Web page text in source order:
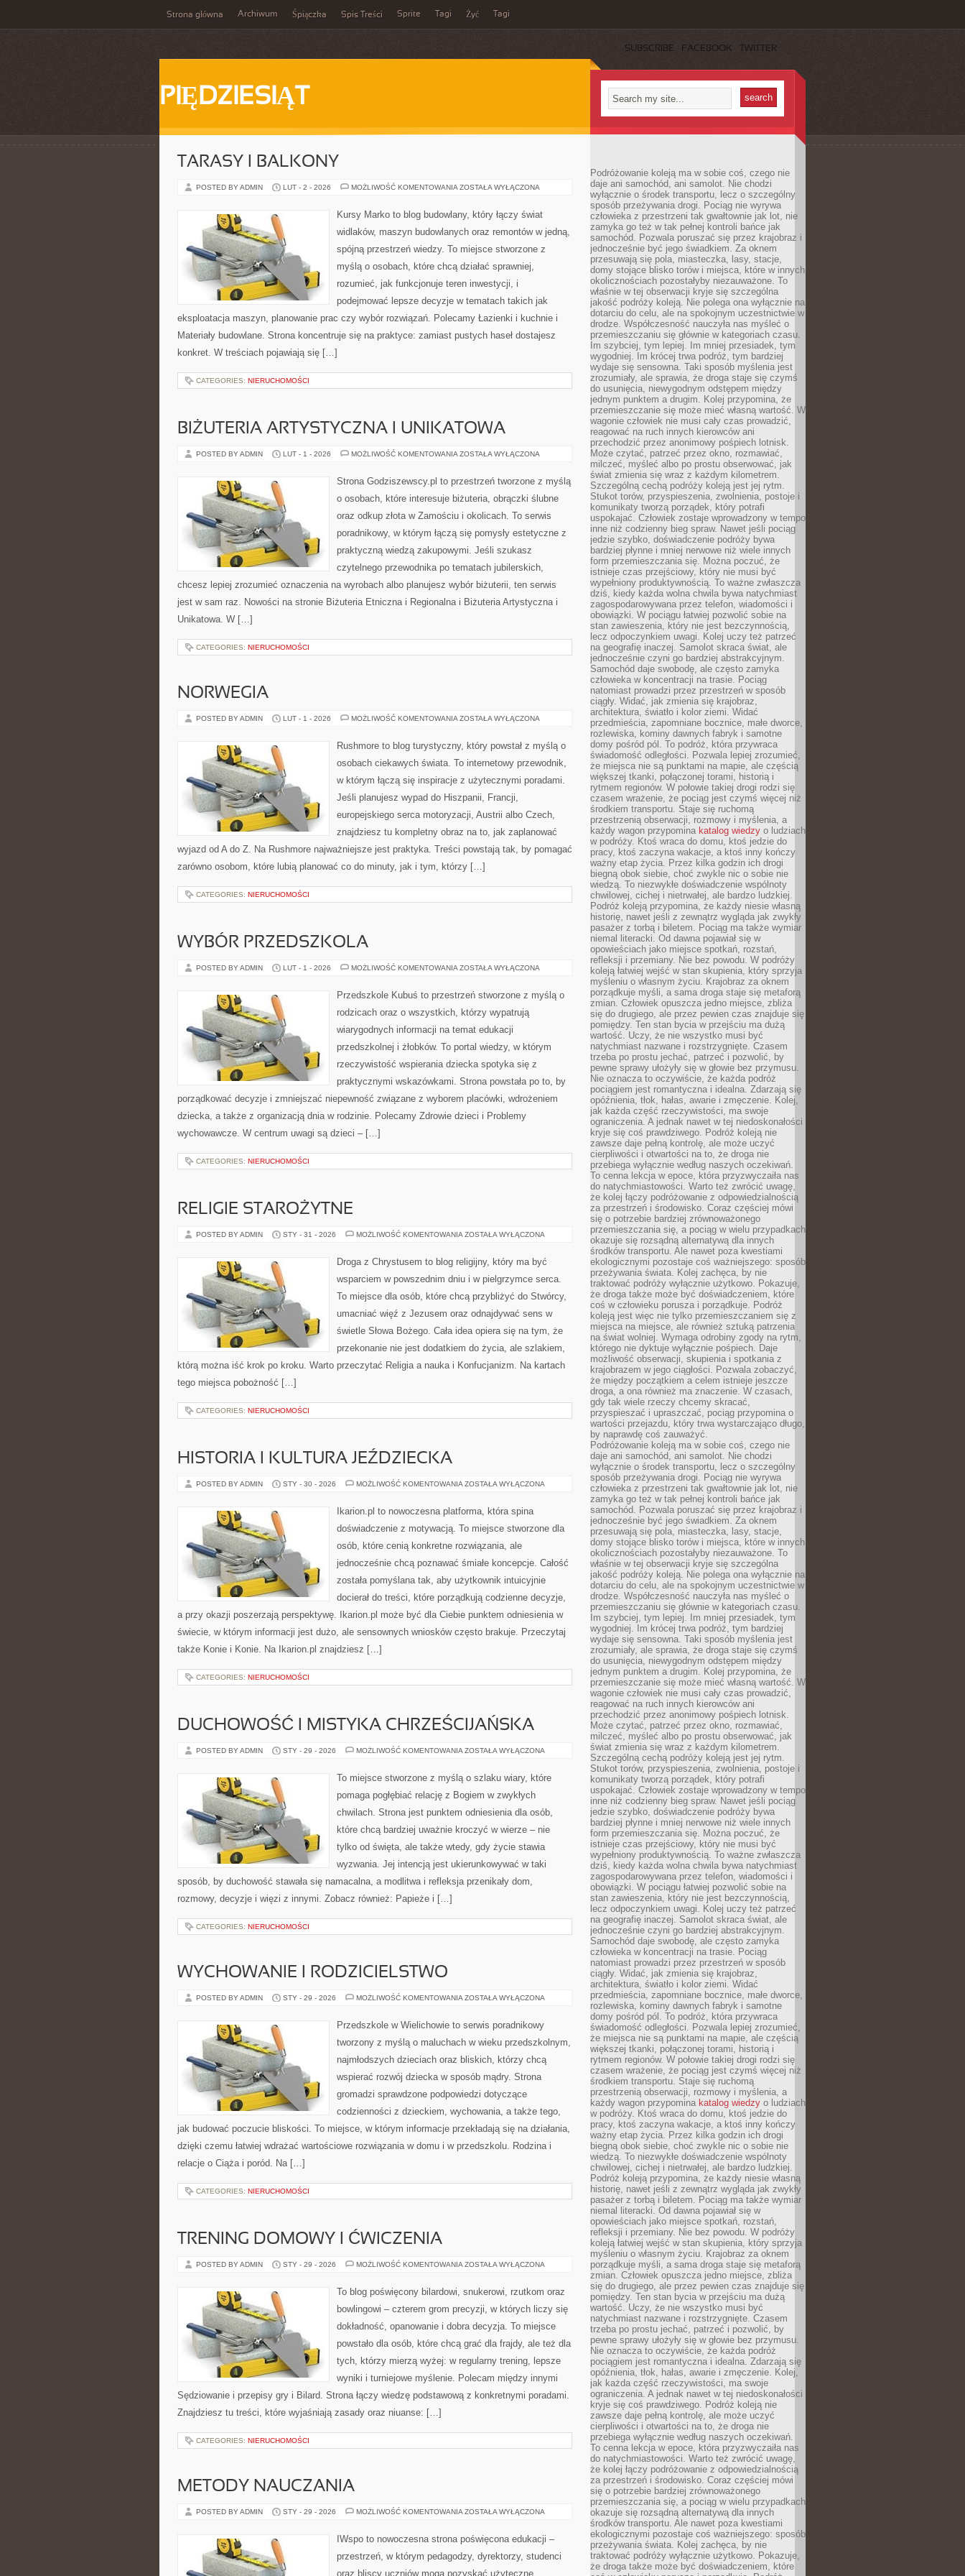
Strona główna Archiwum Śpiączka Spis Treści Sprite Tagi Żyć Tagi
SUBSCRIBE FACEBOOK TWITTER
PIĘDZIESIĄT
TARASY I BALKONY
POSTED BY ADMIN LUT - 2 - 2026 MOŻLIWOŚĆ KOMENTOWANIA TARASY
ZOSTAŁA WYŁĄCZONA
Kursy Marko to blog budowlany, który łączy świat
widlaków, maszyn budowlanych oraz remontów w jedną,
spójną przestrzeń wiedzy. To miejsce stworzone z
myślą o osobach, które chcą działać sprawniej,
rozumieć, jak funkcjonuje teren inwestycji, i
podejmować lepsze decyzje w tematach takich jak
eksploatacja maszyn, planowanie prac czy wybór rozwiązań. Polecamy Łazienki i kuchnie i
Materiały budowlane. Strona koncentruje się na praktyce: zamiast pustych haseł dostajesz
konkret. W treściach pojawiają się […]
CATEGORIES: NIERUCHOMOŚCI
BIŻUTERIA ARTYSTYCZNA I UNIKATOWA
POSTED BY ADMIN LUT - 1 - 2026 MOŻLIWOŚĆ KOMENTOWANIA BIŻUTERIA
UNIKATOWA
ZOSTAŁA WYŁĄCZONA
Strona Godziszewscy.pl to przestrzeń tworzone z myślą
o osobach, które interesuje biżuteria, obrączki ślubne
oraz odkup złota w Zamościu i okolicach. To serwis
poradnikowy, w którym łączą się pomysły estetyczne z
praktyczną wiedzą zakupowymi. Jeśli szukasz
czytelnego przewodnika po tematach jubilerskich,
chcesz lepiej zrozumieć oznaczenia na wyrobach albo planujesz wybór biżuterii, ten serwis
jest w sam raz. Nowości na stronie Biżuteria Etniczna i Regionalna i Biżuteria Artystyczna i
Unikatowa. W […]
CATEGORIES: NIERUCHOMOŚCI
NORWEGIA
POSTED BY ADMIN LUT - 1 - 2026 MOŻLIWOŚĆ KOMENTOWANIA NORWEGIA
ZOSTAŁA WYŁĄCZONA
Rushmore to blog turystyczny, który powstał z myślą o
osobach ciekawych świata. To internetowy przewodnik,
w którym łączą się inspiracje z użytecznymi poradami.
Jeśli planujesz wypad do Hiszpanii, Francji,
europejskiego serca motoryzacji, Austrii albo Czech,
znajdziesz tu kompletny obraz na to, jak zaplanować
wyjazd od A do Z. Na Rushmore najważniejsze jest praktyka. Treści powstają tak, by pomagać
zarówno osobom, które lubią planować co do minuty, jak i tym, którzy […]
CATEGORIES: NIERUCHOMOŚCI
WYBÓR PRZEDSZKOLA
POSTED BY ADMIN LUT - 1 - 2026 MOŻLIWOŚĆ KOMENTOWANIA WYBÓR
ZOSTAŁA WYŁĄCZONA
Przedszkole Kubuś to przestrzeń stworzone z myślą o
rodzicach oraz o wszystkich, którzy wypatrują
wiarygodnych informacji na temat edukacji
przedszkolnej i żłobków. To portal wiedzy, w którym
rzeczywistość wspierania dziecka spotyka się z
praktycznymi wskazówkami. Strona powstała po to, by
porządkować decyzje i zmniejszać niepewność związane z wyborem placówki, wdrożeniem
dziecka, a także z organizacją dnia w rodzinie. Polecamy Zdrowie dzieci i Problemy
wychowawcze. W centrum uwagi są dzieci – […]
CATEGORIES: NIERUCHOMOŚCI
RELIGIE STAROŻYTNE
POSTED BY ADMIN STY - 31 - 2026 MOŻLIWOŚĆ KOMENTOWANIA RELIGIE
ZOSTAŁA WYŁĄCZONA
Droga z Chrystusem to blog religijny, który ma być
wsparciem w powszednim dniu i w pielgrzymce serca.
To miejsce dla osób, które chcą przybliżyć do Stwórcy,
umacniać więź z Jezusem oraz odnajdywać sens w
świetle Słowa Bożego. Cała idea opiera się na tym, że
przekonanie nie jest dodatkiem do życia, ale szlakiem,
którą można iść krok po kroku. Warto przeczytać Religia a nauka i Konfucjanizm. Na kartach
tego miejsca pobożność […]
CATEGORIES: NIERUCHOMOŚCI
HISTORIA I KULTURA JEŹDZIECKA
POSTED BY ADMIN STY - 30 - 2026 MOŻLIWOŚĆ KOMENTOWANIA HISTORIA
JEŹDZIECKA
ZOSTAŁA WYŁĄCZONA
Ikarion.pl to nowoczesna platforma, która spina
doświadczenie z motywacją. To miejsce stworzone dla
osób, które cenią konkretne rozwiązania, ale
jednocześnie chcą poznawać śmiałe koncepcje. Całość
została pomyślana tak, aby użytkownik intuicyjnie
docierał do treści, które porządkują codzienne decyzje,
a przy okazji poszerzają perspektywę. Ikarion.pl może być dla Ciebie punktem odniesienia w
świecie, w którym informacji jest dużo, ale sensownych wniosków często brakuje. Przeczytaj
także Konie i Konie. Na Ikarion.pl znajdziesz […]
CATEGORIES: NIERUCHOMOŚCI
DUCHOWOŚĆ I MISTYKA CHRZEŚCIJAŃSKA
POSTED BY ADMIN STY - 29 - 2026 MOŻLIWOŚĆ KOMENTOWANIA DUCHOWOŚĆ
CHRZEŚCIJAŃSKA
ZOSTAŁA WYŁĄCZONA
To miejsce stworzone z myślą o szlaku wiary, które
pomaga pogłębiać relację z Bogiem w zwykłych
chwilach. Strona jest punktem odniesienia dla osób,
które chcą bardziej uważnie kroczyć w wierze – nie
tylko od święta, ale także wtedy, gdy życie stawia
wyzwania. Jej intencją jest ukierunkowywać w taki
sposób, by duchowość stawała się namacalna, a modlitwa i refleksja przenikały dom,
rozmowy, decyzje i więzi z innymi. Zobacz również: Papieże i […]
CATEGORIES: NIERUCHOMOŚCI
WYCHOWANIE I RODZICIELSTWO
POSTED BY ADMIN STY - 29 - 2026 MOŻLIWOŚĆ KOMENTOWANIA WYCHOWANIE
ZOSTAŁA WYŁĄCZONA
Przedszkole w Wielichowie to serwis poradnikowy
tworzony z myślą o maluchach w wieku przedszkolnym,
najmłodszych dzieciach oraz bliskich, którzy chcą
wspierać rozwój dziecka w sposób mądry. Strona
gromadzi sprawdzone podpowiedzi dotyczące
codzienności z dzieckiem, wychowania, a także tego,
jak budować poczucie bliskości. To miejsce, w którym informacje przekładają się na działania,
dzięki czemu łatwiej wdrażać wartościowe rozwiązania w domu i w przedszkolu. Rodzina i
relacje o Ciąża i poród. Na […]
CATEGORIES: NIERUCHOMOŚCI
TRENING DOMOWY I ĆWICZENIA
POSTED BY ADMIN STY - 29 - 2026 MOŻLIWOŚĆ KOMENTOWANIA TRENING
ĆWICZENIA
ZOSTAŁA WYŁĄCZONA
To blog poświęcony bilardowi, snukerowi, rzutkom oraz
bowlingowi – czterem grom precyzji, w których liczy się
dokładność, opanowanie i dobra decyzja. To miejsce
powstało dla osób, które chcą grać dla frajdy, ale też dla
tych, którzy mierzą wyżej: w regularny trening, lepsze
wyniki i turniejowe myślenie. Polecam między innymi
Sędziowanie i przepisy gry i Bilard. Strona łączy wiedzę podstawową z konkretnymi poradami.
Znajdziesz tu treści, które wyjaśniają zasady oraz niuanse: […]
CATEGORIES: NIERUCHOMOŚCI
METODY NAUCZANIA
POSTED BY ADMIN STY - 29 - 2026 MOŻLIWOŚĆ KOMENTOWANIA METODY
ZOSTAŁA WYŁĄCZONA
IWspo to nowoczesna strona poświęcona edukacji –
przestrzeń, w którym pedagodzy, dyrektorzy, studenci
oraz bliscy uczniów mogą pozyskać użyteczne
Podróżowanie koleją ma w sobie coś, czego nie
daje ani samochód, ani samolot. Nie chodzi
wyłącznie o środek transportu, lecz o szczególny
sposób przeżywania drogi. Pociąg nie wyrywa
człowieka z przestrzeni tak gwałtownie jak lot, nie
zamyka go też w tak pełnej kontroli bańce jak
samochód. Pozwala poruszać się przez krajobraz i
jednocześnie być jego świadkiem. Za oknem
przesuwają się pola, miasteczka, lasy, stacje,
domy stojące blisko torów i miejsca, które w innych
okolicznościach pozostałyby niezauważone. To
właśnie w tej obserwacji kryje się szczególna
jakość podróży koleją. Nie polega ona wyłącznie na
dotarciu do celu, ale na spokojnym uczestnictwie w
drodze. Współczesność nauczyła nas myśleć o
przemieszczaniu się głównie w kategoriach czasu.
Im szybciej, tym lepiej. Im mniej przesiadek, tym
wygodniej. Im krócej trwa podróż, tym bardziej
wydaje się sensowna. Taki sposób myślenia jest
zrozumiały, ale sprawia, że droga staje się czymś
do usunięcia, niewygodnym odstępem między
jednym punktem a drugim. Kolej przypomina, że
przemieszczanie się może mieć własną wartość. W
wagonie człowiek nie musi cały czas prowadzić,
reagować na ruch innych kierowców ani
przechodzić przez anonimowy pośpiech lotnisk.
Może czytać, patrzeć przez okno, rozmawiać,
milczeć, myśleć albo po prostu obserwować, jak
świat zmienia się wraz z każdym kilometrem.
Szczególną cechą podróży koleją jest jej rytm.
Stukot torów, przyspieszenia, zwolnienia, postoje i
komunikaty tworzą porządek, który potrafi
uspokajać. Człowiek zostaje wprowadzony w tempo
inne niż codzienny bieg spraw. Nawet jeśli pociąg
jedzie szybko, doświadczenie podróży bywa
bardziej płynne i mniej nerwowe niż wiele innych
form przemieszczania się. Można poczuć, że
istnieje czas przejściowy, który nie musi być
wypełniony produktywnością. To ważne zwłaszcza
dziś, kiedy każda wolna chwila bywa natychmiast
zagospodarowywana przez telefon, wiadomości i
obowiązki. W pociągu łatwiej pozwolić sobie na
stan zawieszenia, który nie jest bezczynnością,
lecz odpoczynkiem uwagi. Kolej uczy też patrzeć
na geografię inaczej. Samolot skraca świat, ale
jednocześnie czyni go bardziej abstrakcyjnym.
Samochód daje swobodę, ale często zamyka
człowieka w koncentracji na trasie. Pociąg
natomiast prowadzi przez przestrzeń w sposób
ciągły. Widać, jak zmienia się krajobraz,
architektura, światło i kolor ziemi. Widać
przedmieścia, zapomniane bocznice, małe dworce,
rozlewiska, kominy dawnych fabryk i samotne
domy pośród pól. To podróż, która przywraca
świadomość odległości. Pozwala lepiej zrozumieć,
że miejsca nie są punktami na mapie, ale częścią
większej tkanki, połączonej torami, historią i
rytmem regionów. W połowie takiej drogi rodzi się
czasem wrażenie, że pociąg jest czymś więcej niż
środkiem transportu. Staje się ruchomą
przestrzenią obserwacji, rozmowy i myślenia, a
każdy wagon przypomina katalog wiedzy o ludziach
w podróży. Ktoś wraca do domu, ktoś jedzie do
pracy, ktoś zaczyna wakacje, a ktoś inny kończy
ważny etap życia. Przez kilka godzin ich drogi
biegną obok siebie, choć zwykle nic o sobie nie
wiedzą. To niezwykłe doświadczenie wspólnoty
chwilowej, cichej i nietrwałej, ale bardzo ludzkiej.
Podróż koleją przypomina, że każdy niesie własną
historię, nawet jeśli z zewnątrz wygląda jak zwykły
pasażer z torbą i biletem. Pociąg ma także wymiar
niemal literacki. Od dawna pojawiał się w
opowieściach jako miejsce spotkań, rozstań,
refleksji i przemiany. Nie bez powodu. W podróży
koleją łatwiej wejść w stan skupienia, który sprzyja
myśleniu o własnym życiu. Krajobraz za oknem
porządkuje myśli, a sama droga staje się metaforą
zmian. Człowiek opuszcza jedno miejsce, zbliża
się do drugiego, ale przez pewien czas znajduje się
pomiędzy. Ten stan bycia w przejściu ma dużą
wartość. Uczy, że nie wszystko musi być
natychmiast nazwane i rozstrzygnięte. Czasem
trzeba po prostu jechać, patrzeć i pozwolić, by
pewne sprawy ułożyły się w głowie bez przymusu.
Nie oznacza to oczywiście, że każda podróż
pociągiem jest romantyczna i idealna. Zdarzają się
opóźnienia, tłok, hałas, awarie i zmęczenie. Kolej,
jak każda część rzeczywistości, ma swoje
ograniczenia. A jednak nawet w tej niedoskonałości
kryje się coś prawdziwego. Podróż koleją nie
zawsze daje pełną kontrolę, ale może uczyć
cierpliwości i otwartości na to, że droga nie
przebiega wyłącznie według naszych oczekiwań.
To cenna lekcja w epoce, która przyzwyczaiła nas
do natychmiastowości. Warto też zwrócić uwagę,
że kolej łączy podróżowanie z odpowiedzialnością
za przestrzeń i środowisko. Coraz częściej mówi
się o potrzebie bardziej zrównoważonego
przemieszczania się, a pociąg w wielu przypadkach
okazuje się rozsądną alternatywą dla innych
środków transportu. Ale nawet poza kwestiami
ekologicznymi pozostaje coś ważniejszego: sposób
przeżywania świata. Kolej zachęca, by nie
traktować podróży wyłącznie użytkowo. Pokazuje,
że droga także może być doświadczeniem, które
coś w człowieku porusza i porządkuje. Podróż
koleją jest więc nie tylko przemieszczaniem się z
miejsca na miejsce, ale również sztuką patrzenia
na świat wolniej. Wymaga odrobiny zgody na rytm,
którego nie dyktuje wyłącznie pośpiech. Daje
możliwość obserwacji, skupienia i spotkania z
krajobrazem w jego ciągłości. Pozwala zobaczyć,
że między początkiem a celem istnieje jeszcze
droga, a ona również ma znaczenie. W czasach,
gdy tak wiele rzeczy chcemy skracać,
przyspieszać i upraszczać, pociąg przypomina o
wartości przejazdu, który trwa wystarczająco długo,
by naprawdę coś zauważyć.
Podróżowanie koleją ma w sobie coś, czego nie
daje ani samochód, ani samolot. Nie chodzi
wyłącznie o środek transportu, lecz o szczególny
sposób przeżywania drogi. Pociąg nie wyrywa
człowieka z przestrzeni tak gwałtownie jak lot, nie
zamyka go też w tak pełnej kontroli bańce jak
samochód. Pozwala poruszać się przez krajobraz i
jednocześnie być jego świadkiem. Za oknem
przesuwają się pola, miasteczka, lasy, stacje,
domy stojące blisko torów i miejsca, które w innych
okolicznościach pozostałyby niezauważone. To
właśnie w tej obserwacji kryje się szczególna
jakość podróży koleją. Nie polega ona wyłącznie na
dotarciu do celu, ale na spokojnym uczestnictwie w
drodze. Współczesność nauczyła nas myśleć o
przemieszczaniu się głównie w kategoriach czasu.
Im szybciej, tym lepiej. Im mniej przesiadek, tym
wygodniej. Im krócej trwa podróż, tym bardziej
wydaje się sensowna. Taki sposób myślenia jest
zrozumiały, ale sprawia, że droga staje się czymś
do usunięcia, niewygodnym odstępem między
jednym punktem a drugim. Kolej przypomina, że
przemieszczanie się może mieć własną wartość. W
wagonie człowiek nie musi cały czas prowadzić,
reagować na ruch innych kierowców ani
przechodzić przez anonimowy pośpiech lotnisk.
Może czytać, patrzeć przez okno, rozmawiać,
milczeć, myśleć albo po prostu obserwować, jak
świat zmienia się wraz z każdym kilometrem.
Szczególną cechą podróży koleją jest jej rytm.
Stukot torów, przyspieszenia, zwolnienia, postoje i
komunikaty tworzą porządek, który potrafi
uspokajać. Człowiek zostaje wprowadzony w tempo
inne niż codzienny bieg spraw. Nawet jeśli pociąg
jedzie szybko, doświadczenie podróży bywa
bardziej płynne i mniej nerwowe niż wiele innych
form przemieszczania się. Można poczuć, że
istnieje czas przejściowy, który nie musi być
wypełniony produktywnością. To ważne zwłaszcza
dziś, kiedy każda wolna chwila bywa natychmiast
zagospodarowywana przez telefon, wiadomości i
obowiązki. W pociągu łatwiej pozwolić sobie na
stan zawieszenia, który nie jest bezczynnością,
lecz odpoczynkiem uwagi. Kolej uczy też patrzeć
na geografię inaczej. Samolot skraca świat, ale
jednocześnie czyni go bardziej abstrakcyjnym.
Samochód daje swobodę, ale często zamyka
człowieka w koncentracji na trasie. Pociąg
natomiast prowadzi przez przestrzeń w sposób
ciągły. Widać, jak zmienia się krajobraz,
architektura, światło i kolor ziemi. Widać
przedmieścia, zapomniane bocznice, małe dworce,
rozlewiska, kominy dawnych fabryk i samotne
domy pośród pól. To podróż, która przywraca
świadomość odległości. Pozwala lepiej zrozumieć,
że miejsca nie są punktami na mapie, ale częścią
większej tkanki, połączonej torami, historią i
rytmem regionów. W połowie takiej drogi rodzi się
czasem wrażenie, że pociąg jest czymś więcej niż
środkiem transportu. Staje się ruchomą
przestrzenią obserwacji, rozmowy i myślenia, a
każdy wagon przypomina katalog wiedzy o ludziach
w podróży. Ktoś wraca do domu, ktoś jedzie do
pracy, ktoś zaczyna wakacje, a ktoś inny kończy
ważny etap życia. Przez kilka godzin ich drogi
biegną obok siebie, choć zwykle nic o sobie nie
wiedzą. To niezwykłe doświadczenie wspólnoty
chwilowej, cichej i nietrwałej, ale bardzo ludzkiej.
Podróż koleją przypomina, że każdy niesie własną
historię, nawet jeśli z zewnątrz wygląda jak zwykły
pasażer z torbą i biletem. Pociąg ma także wymiar
niemal literacki. Od dawna pojawiał się w
opowieściach jako miejsce spotkań, rozstań,
refleksji i przemiany. Nie bez powodu. W podróży
koleją łatwiej wejść w stan skupienia, który sprzyja
myśleniu o własnym życiu. Krajobraz za oknem
porządkuje myśli, a sama droga staje się metaforą
zmian. Człowiek opuszcza jedno miejsce, zbliża
się do drugiego, ale przez pewien czas znajduje się
pomiędzy. Ten stan bycia w przejściu ma dużą
wartość. Uczy, że nie wszystko musi być
natychmiast nazwane i rozstrzygnięte. Czasem
trzeba po prostu jechać, patrzeć i pozwolić, by
pewne sprawy ułożyły się w głowie bez przymusu.
Nie oznacza to oczywiście, że każda podróż
pociągiem jest romantyczna i idealna. Zdarzają się
opóźnienia, tłok, hałas, awarie i zmęczenie. Kolej,
jak każda część rzeczywistości, ma swoje
ograniczenia. A jednak nawet w tej niedoskonałości
kryje się coś prawdziwego. Podróż koleją nie
zawsze daje pełną kontrolę, ale może uczyć
cierpliwości i otwartości na to, że droga nie
przebiega wyłącznie według naszych oczekiwań.
To cenna lekcja w epoce, która przyzwyczaiła nas
do natychmiastowości. Warto też zwrócić uwagę,
że kolej łączy podróżowanie z odpowiedzialnością
za przestrzeń i środowisko. Coraz częściej mówi
się o potrzebie bardziej zrównoważonego
przemieszczania się, a pociąg w wielu przypadkach
okazuje się rozsądną alternatywą dla innych
środków transportu. Ale nawet poza kwestiami
ekologicznymi pozostaje coś ważniejszego: sposób
przeżywania świata. Kolej zachęca, by nie
traktować podróży wyłącznie użytkowo. Pokazuje,
że droga także może być doświadczeniem, które